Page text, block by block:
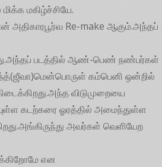
மகிழ்ச்சியே.
அதிகாரபூர்வ Re-make ஆகும்.அந்தப்
படத்தில் ஆண்-பெண் நண்பர்கள்
கம்பெனி ஒன்றில்
விடுமுறையை
கடற்கரை ஓரத்தில் அமைந்துள்ள
அவர்கள் வெளியேற
என